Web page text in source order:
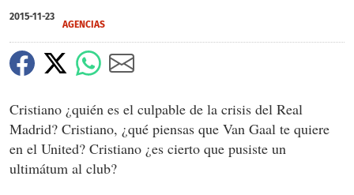
2015-11-23
AGENCIAS
Cristiano ¿quién es el culpable de la crisis del Real
Madrid? Cristiano, ¿qué piensas que Van Gaal te quiere
en el United? Cristiano ¿es cierto que pusiste un
ultimátum al club?